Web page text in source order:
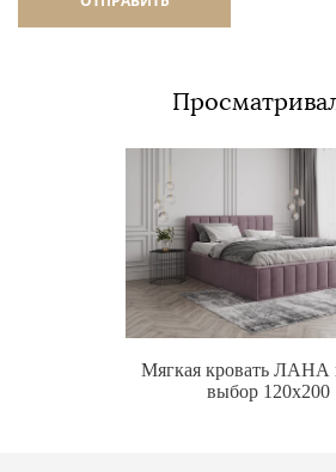
Мягкая кровать ЛАНА
выбор 120х200